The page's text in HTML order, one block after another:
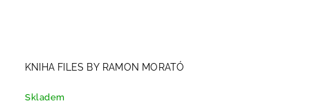
KNIHA FILES BY RAMON MORATÓ
Skladem